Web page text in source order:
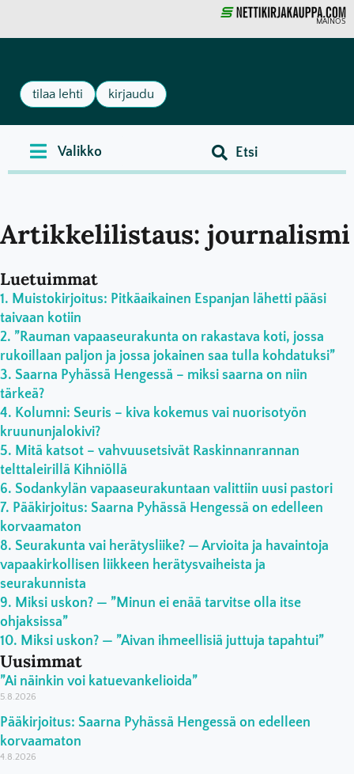
MAINOS
tilaa lehti kirjaudu
Artikkelilistaus: journalismi
Luetuimmat
Muistokirjoitus: Pitkäaikainen Espanjan lähetti pääsi
taivaan kotiin
”Rauman vapaaseurakunta on rakastava koti, jossa
rukoillaan paljon ja jossa jokainen saa tulla kohdatuksi”
Saarna Pyhässä Hengessä – miksi saarna on niin
tärkeä?
Kolumni: Seuris – kiva kokemus vai nuorisotyön
kruununjalokivi?
Mitä katsot – vahvuusetsivät Raskinnanrannan
telttaleirillä Kihniöllä
Sodankylän vapaaseurakuntaan valittiin uusi pastori
Pääkirjoitus: Saarna Pyhässä Hengessä on edelleen
korvaamaton
Seurakunta vai herätysliike? — Arvioita ja havaintoja
vapaakirkollisen liikkeen herätysvaiheista ja
seurakunnista
Miksi uskon? — ”Minun ei enää tarvitse olla itse
ohjaksissa”
Miksi uskon? — ”Aivan ihmeellisiä juttuja tapahtui”
Uusimmat
”Ai näinkin voi katuevankelioida”
5.8.2026
Pääkirjoitus: Saarna Pyhässä Hengessä on edelleen
korvaamaton
4.8.2026